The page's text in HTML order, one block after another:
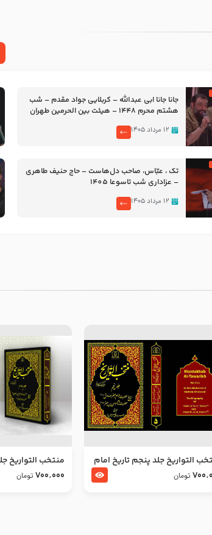
جانا جانا ابی عبدالله – کربلایی جواد مقدم – شب
هشتم محرم 1448 – هیئت بین الحرمین طهران
۱۲ مرداد ۱۴۰۵
تک ، عبّاس، صاحب دل‌هاست – حاج حنیف طاهری
– عزاداری شب تاسوعا 1405
۱۲ مرداد ۱۴۰۵
التواریخ جلد پنجم تاریخ امام
صادق و امام موسی بن جعفر
تومان
منتخب التواریخ
زین العابدین و
700.000 تومان